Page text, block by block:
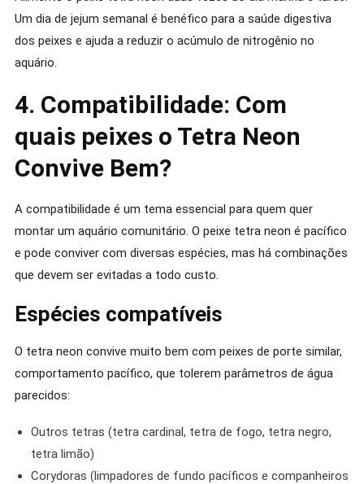
Um dia de jejum semanal é benéfico para a saúde digestiva
dos peixes e ajuda a reduzir o acúmulo de nitrogênio no
aquário.
4. Compatibilidade: Com
quais peixes o Tetra Neon
Convive Bem?
A compatibilidade é um tema essencial para quem quer
montar um aquário comunitário. O peixe tetra neon é pacífico
e pode conviver com diversas espécies, mas há combinações
que devem ser evitadas a todo custo.
Espécies compatíveis
O tetra neon convive muito bem com peixes de porte similar,
comportamento pacífico, que tolerem parâmetros de água
parecidos:
Outros tetras (tetra cardinal, tetra de fogo, tetra negro,
tetra limão)
Corydoras (limpadores de fundo pacíficos e companheiros